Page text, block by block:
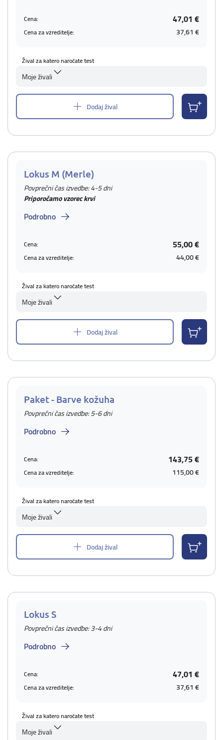
Cena: 47,01 €
Cena za vzreditelje: 37,61 €
Žival za katero naročate test
Moje živali
Dodaj žival
Lokus M (Merle)
Povprečni čas izvedbe: 4-5 dni
Priporočamo vzorec krvi
Podrobno
Cena: 55,00 €
Cena za vzreditelje: 44,00 €
Žival za katero naročate test
Moje živali
Dodaj žival
Paket - Barve kožuha
Povprečni čas izvedbe: 5-6 dni
Podrobno
Cena: 143,75 €
Cena za vzreditelje: 115,00 €
Žival za katero naročate test
Moje živali
Dodaj žival
Lokus S
Povprečni čas izvedbe: 3-4 dni
Podrobno
Cena: 47,01 €
Cena za vzreditelje: 37,61 €
Žival za katero naročate test
Moje živali